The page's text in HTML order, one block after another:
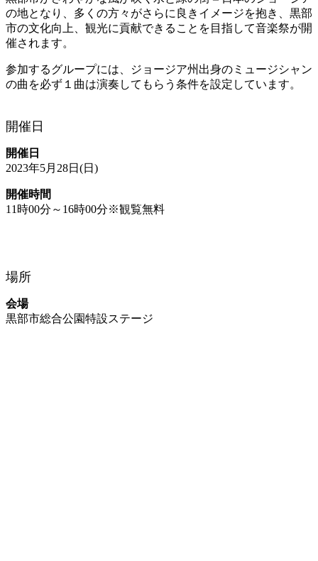
の地となり、多くの方々がさらに良きイメージを抱き、黒部
市の文化向上、観光に貢献できることを目指して音楽祭が開
催されます。
参加するグループには、ジョージア州出身のミュージシャン
の曲を必ず１曲は演奏してもらう条件を設定しています。
開催日
開催日
2023年5月28日(日)
開催時間
11時00分～16時00分※観覧無料
場所
会場
黒部市総合公園特設ステージ